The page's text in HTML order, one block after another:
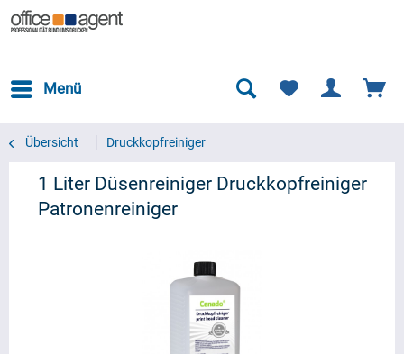
Menü
Übersicht Druckkopfreiniger
1 Liter Düsenreiniger Druckkopfreiniger
Patronenreiniger